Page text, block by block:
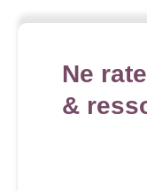
Ne
&